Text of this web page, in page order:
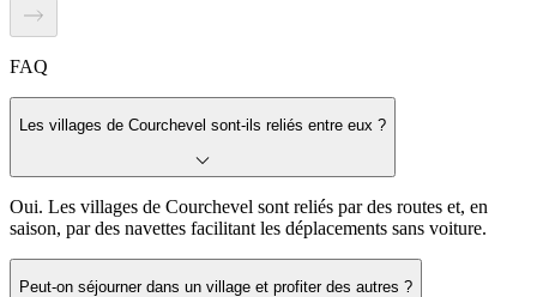
FAQ
Les villages de Courchevel sont-ils reliés entre eux ?
Oui. Les villages de Courchevel sont reliés par des routes et, en
saison, par des navettes facilitant les déplacements sans voiture.
Peut-on séjourner dans un village et profiter des autres ?